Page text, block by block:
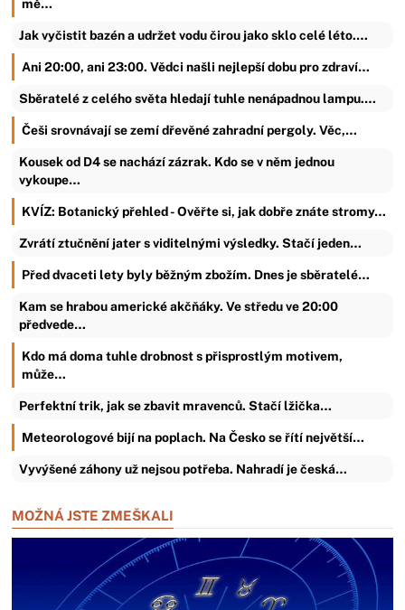
mě…
Jak vyčistit bazén a udržet vodu čirou jako sklo celé léto.…
Ani 20:00, ani 23:00. Vědci našli nejlepší dobu pro zdraví…
Sběratelé z celého světa hledají tuhle nenápadnou lampu.…
Češi srovnávají se zemí dřevěné zahradní pergoly. Věc,…
Kousek od D4 se nachází zázrak. Kdo se v něm jednou
vykoupe…
KVÍZ: Botanický přehled - Ověřte si, jak dobře znáte stromy…
Zvrátí ztučnění jater s viditelnými výsledky. Stačí jeden…
Před dvaceti lety byly běžným zbožím. Dnes je sběratelé…
Kam se hrabou americké akčňáky. Ve středu ve 20:00
předvede…
Kdo má doma tuhle drobnost s přisprostlým motivem,
může…
Perfektní trik, jak se zbavit mravenců. Stačí lžička…
Meteorologové bijí na poplach. Na Česko se řítí největší…
Vyvýšené záhony už nejsou potřeba. Nahradí je česká…
MOŽNÁ JSTE ZMEŠKALI